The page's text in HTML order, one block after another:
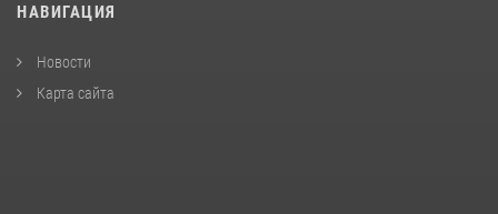
НАВИГАЦИЯ
Новости
Карта сайта